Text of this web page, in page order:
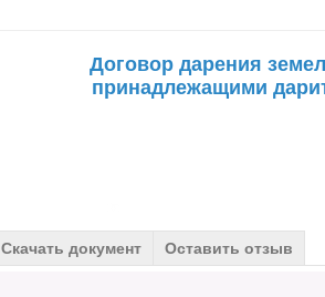
Договор дарения
принадлежащими
Скачать документ Оставить отзыв